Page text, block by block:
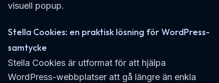
visuell popup.
Stella Cookies: en praktisk lösning för WordPress-
samtycke
Stella Cookies är utformat för att hjälpa
WordPress-webbplatser att gå längre än enkla